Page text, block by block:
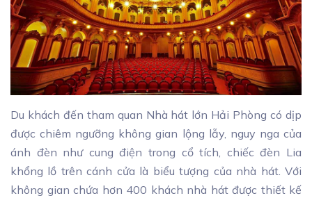
Du khách đến tham quan Nhà hát lớn Hải Phòng có dịp
được chiêm ngưỡng không gian lộng lẫy, nguy nga của
ánh đèn như cung điện trong cổ tích, chiếc đèn Lia
khổng lồ trên cánh cửa là biểu tượng của nhà hát. Với
không gian chứa hơn 400 khách nhà hát được thiết kế